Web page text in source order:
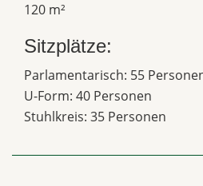
120 m²
Sitzplätze:
Parlamentarisch: 55
U-Form: 40 Personen
Stuhlkreis: 35 Personen